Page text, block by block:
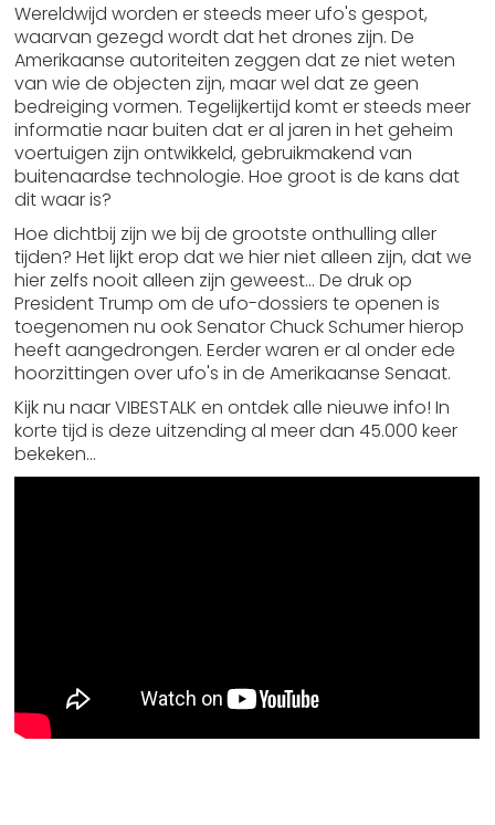
Wereldwijd worden er steeds meer ufo's gespot,
waarvan gezegd wordt dat het drones zijn. De
Amerikaanse autoriteiten zeggen dat ze niet weten
van wie de objecten zijn, maar wel dat ze geen
bedreiging vormen. Tegelijkertijd komt er steeds meer
informatie naar buiten dat er al jaren in het geheim
voertuigen zijn ontwikkeld, gebruikmakend van
buitenaardse technologie. Hoe groot is de kans dat
dit waar is?
Hoe dichtbij zijn we bij de grootste onthulling aller
tijden? Het lijkt erop dat we hier niet alleen zijn, dat we
hier zelfs nooit alleen zijn geweest... De druk op
President Trump om de ufo-dossiers te openen is
toegenomen nu ook Senator Chuck Schumer hierop
heeft aangedrongen. Eerder waren er al onder ede
hoorzittingen over ufo's in de Amerikaanse Senaat.
Kijk nu naar VIBESTALK en ontdek alle nieuwe info! In
korte tijd is deze uitzending al meer dan 45.000 keer
bekeken...